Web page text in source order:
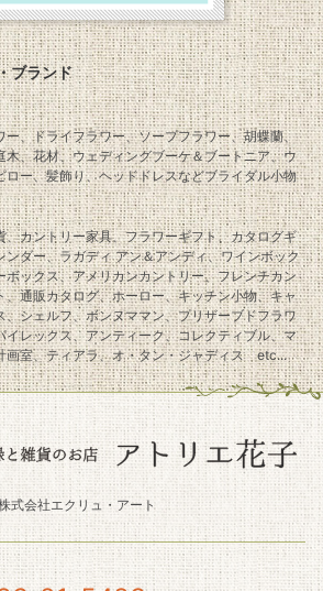
ブランド
ー、ドライフラワー、ソープフラワー、胡蝶蘭、
木、花材、ウェディングブーケ＆ブートニア、ウ
ロー、髪飾り、ヘッドドレスなどブライダル小物
、カントリー家具、フラワーギフト、カタログギ
ンダー、ラガディ アン＆アンディ、ワインボック
ボックス、アメリカンカントリー、フレンチカン
、通販カタログ、ホーロー、キッチン小物、キャ
、シェルフ、ボンヌママン、プリザーブドフラワ
イレックス、アンティーク、コレクティブル、マ
画室、ティアラ、オ・タン・ジャディス etc...
式会社エクリュ・アート